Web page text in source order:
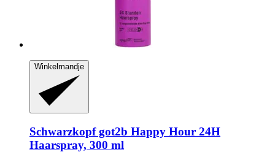
Winkelmandje
Schwarzkopfgot2b Happy Hour 24H
Haarspray, 300 ml